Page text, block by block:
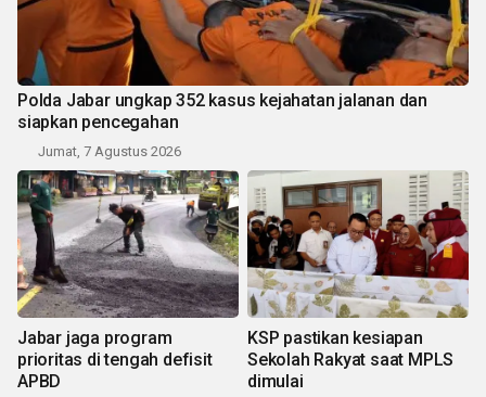
Polda Jabar ungkap 352 kasus kejahatan jalanan dan
siapkan pencegahan
Jumat, 7 Agustus 2026
Jabar jaga program
prioritas di tengah defisit
APBD
KSP pastikan kesiapan
Sekolah Rakyat saat MPLS
dimulai